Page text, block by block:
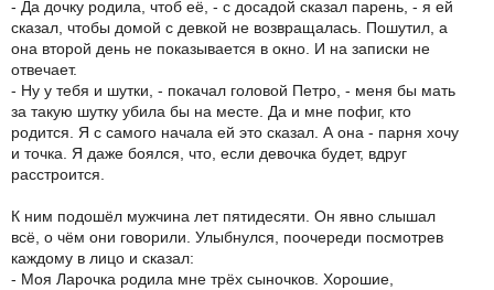
- Да дочку родила, чтоб её, - с досадой сказал парень, - я ей
сказал, чтобы домой с девкой не возвращалась. Пошутил, а
она второй день не показывается в окно. И на записки не
отвечает.
- Ну у тебя и шутки, - покачал головой Петро, - меня бы мать
за такую шутку убила бы на месте. Да и мне пофиг, кто
родится. Я с самого начала ей это сказал. А она - парня хочу
и точка. Я даже боялся, что, если девочка будет, вдруг
расстроится.
К ним подошёл мужчина лет пятидесяти. Он явно слышал
всё, о чём они говорили. Улыбнулся, поочереди посмотрев
каждому в лицо и сказал:
- Моя Ларочка родила мне трёх сыночков. Хорошие,